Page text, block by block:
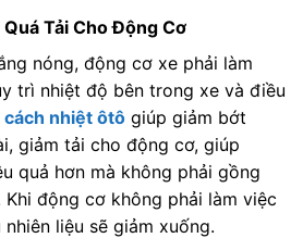
Tải Cho Động Cơ
nóng, động cơ xe phải làm
trì nhiệt độ bên trong xe và điều
cách nhiệt ôtô giúp giảm bớt
giảm tải cho động cơ, giúp
quả hơn mà không phải gồng
Khi động cơ không phải làm việc
liệu sẽ giảm xuống.